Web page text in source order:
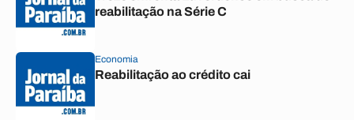
reabilitação na Série C
Economia
Reabilitação ao crédito cai